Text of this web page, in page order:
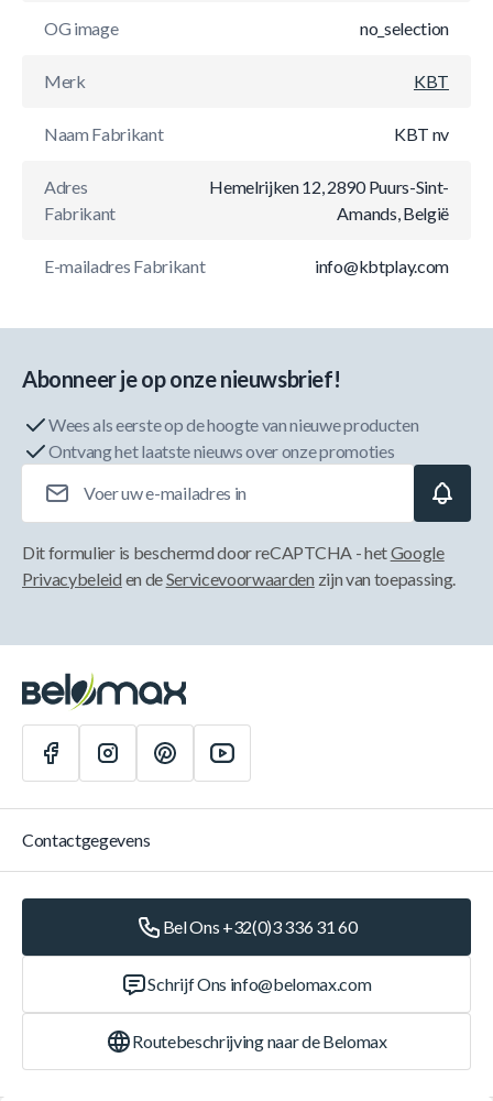
OG image no_selection
Merk KBT
Naam Fabrikant KBT nv
Adres
Fabrikant
Hemelrijken 12, 2890 Puurs-Sint-
Amands, België
E-mailadres Fabrikant info@kbtplay.com
Abonneer je op onze nieuwsbrief!
Wees als eerste op de hoogte van nieuwe producten
Ontvang het laatste nieuws over onze promoties
Dit formulier is beschermd door reCAPTCHA - hetGoogle
Privacybeleid en deServicevoorwaarden zijn van toepassing.
Contactgegevens
Bel Ons +32(0)3 336 31 60
Schrijf Ons info@belomax.com
Routebeschrijving naar de Belomax